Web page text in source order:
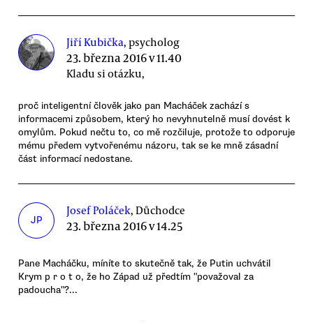
Jiří Kubička, psycholog
23. března 2016 v 11.40
Kladu si otázku,
proč inteligentní člověk jako pan Macháček zachází s
informacemi způsobem, který ho nevyhnutelně musí dovést k
omylům. Pokud nečtu to, co mě rozčiluje, protože to odporuje
mému předem vytvořenému názoru, tak se ke mně zásadní
část informací nedostane.
JP
Josef Poláček, Důchodce
23. března 2016 v 14.25
Pane Macháčku, míníte to skutečně tak, že Putin uchvátil
Krym p r o t o, že ho Západ už předtím "považoval za
padoucha"?...